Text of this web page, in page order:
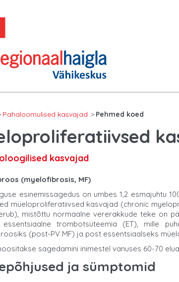
Pahaloomulised kasvajad Pehmed koed
kasvajad
(myelofibrosis, MF)
esinemissagedus on umbes 1,2 esmajuhtu
müeloproliferatiivsed kasvajad (chronic
mistõttu normaalne vererakkude teke on
trombotsüteemia (ET), mille
(post-PV MF) ja post essentsiaalseks
sagedamini inimestel vanuses 60-70
ja sümptomid